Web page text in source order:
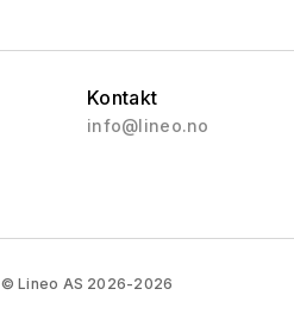
Kontakt
info@lineo.no
© Lineo AS 2026-2026